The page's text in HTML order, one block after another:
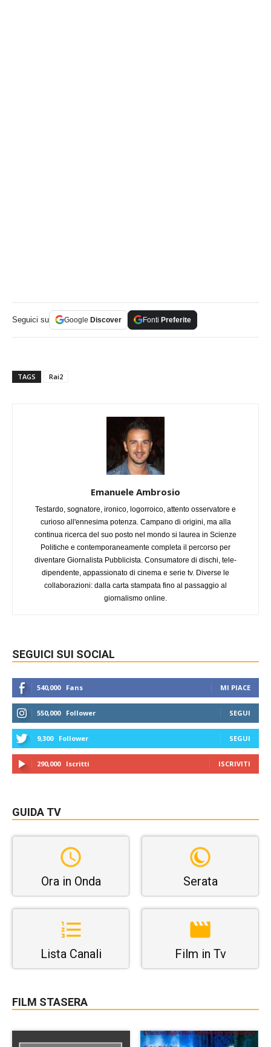
Seguici su Google Discover Fonti Preferite
TAGS Rai2
Emanuele Ambrosio
Testardo, sognatore, ironico, logorroico, attento osservatore e
curioso all'ennesima potenza. Campano di origini, ma alla
continua ricerca del suo posto nel mondo si laurea in Scienze
Politiche e contemporaneamente completa il percorso per
diventare Giornalista Pubblicista. Consumatore di dischi, tele-
dipendente, appassionato di cinema e serie tv. Diverse le
collaborazioni: dalla carta stampata fino al passaggio al
giornalismo online.
SEGUICI SUI SOCIAL
540,000 Fans MI PIACE
550,000 Follower SEGUI
9,300 Follower SEGUI
290,000 Iscritti ISCRIVITI
GUIDA TV
Ora in Onda Serata
Lista Canali Film in Tv
FILM STASERA